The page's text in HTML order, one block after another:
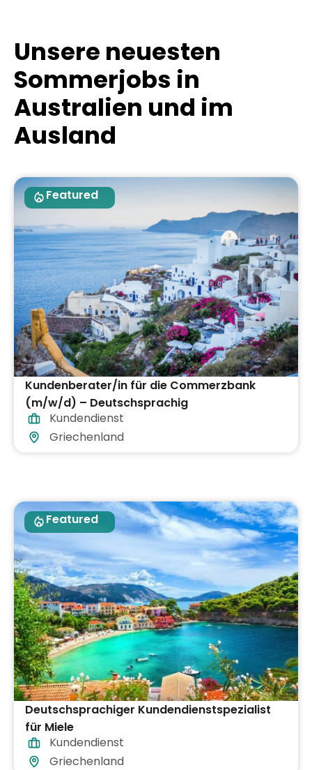
Unsere neuesten
Sommerjobs in
Australien und im
Ausland
Featured
Kundenberater/in für die Commerzbank
(m/w/d) – Deutschsprachig
Kundendienst
Griechenland
Featured
Deutschsprachiger Kundendienstspezialist
für Miele
Kundendienst
Griechenland